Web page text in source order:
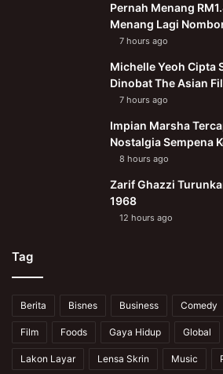
Pernah Menang
Menang Lagi
7 hours ago
Michelle Yeoh Cipta
Dinobat The Asian
7 hours ago
Impian Marsha
Nostalgia Sempena
8 hours ago
Zarif Ghazzi
1968
12 hours ago
Tag
Berita Bisnes Business Comedy
Film Foods Gaya Hidup Global
Lakon Layar Lensa Skrin Music